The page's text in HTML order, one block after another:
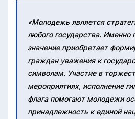
«Молодежь является
любого государства. Именно
значение приобретает
граждан уважения к
символам. Участие в
мероприятиях, исполнение
флага помогают молодежи
принадлежность к единой